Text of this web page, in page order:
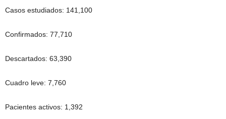
Casos estudiados: 141,100
Confirmados: 77,710
Descartados: 63,390
Cuadro leve: 7,760
Pacientes activos: 1,392